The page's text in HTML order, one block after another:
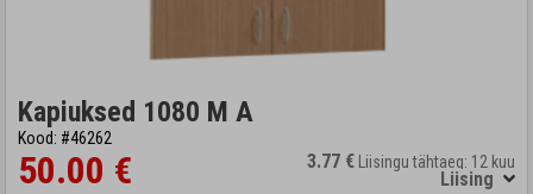
Kapiuksed 1080 M A
Kood: #46262
50.00 € 3.77 € Liisingu tähtaeg: 12 kuu
Liising